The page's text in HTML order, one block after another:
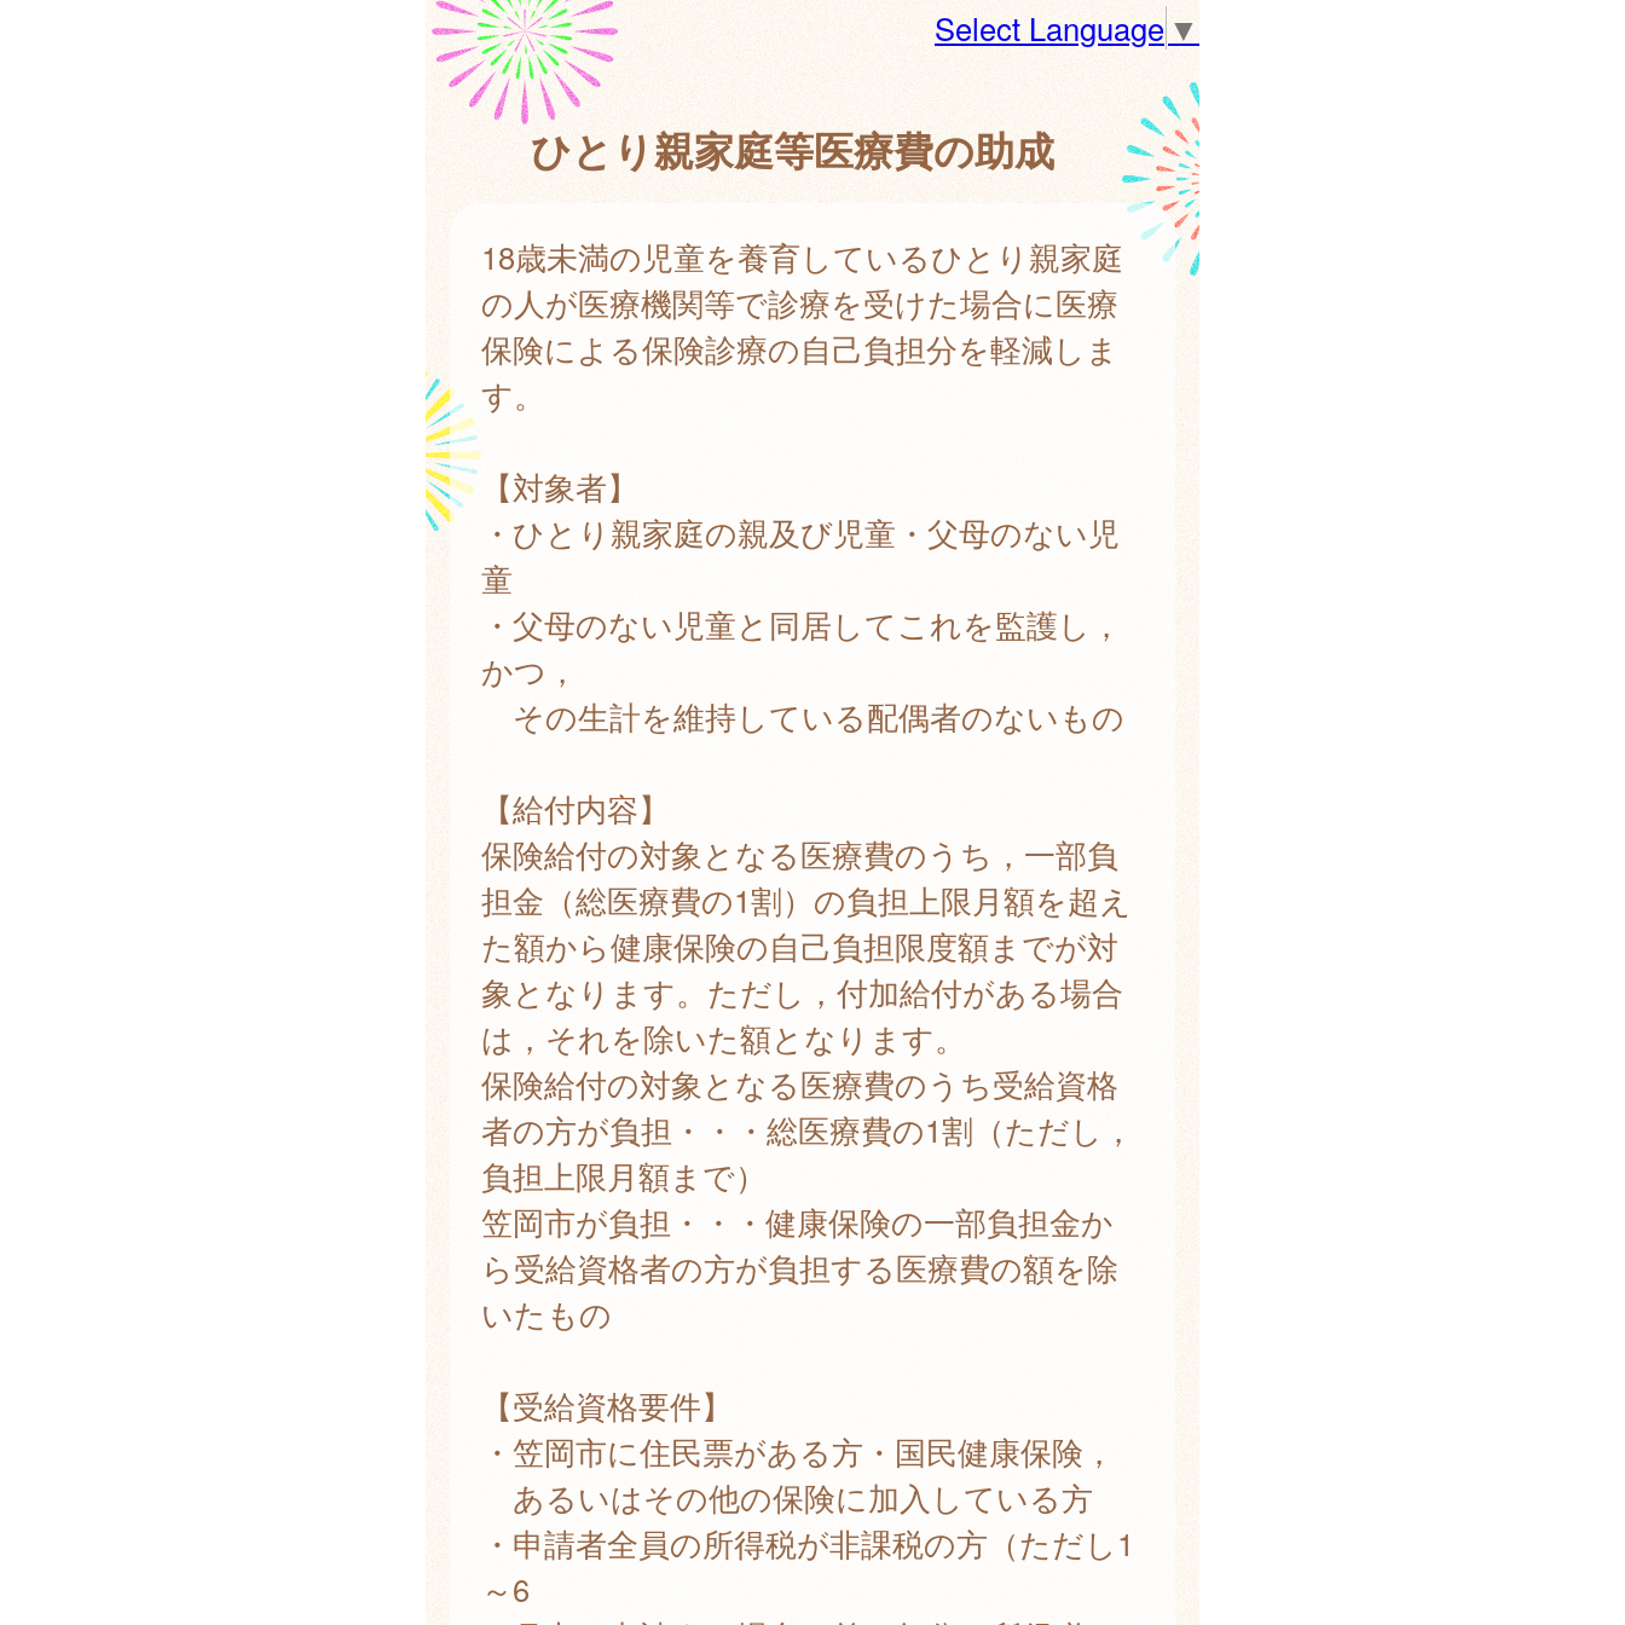
Select Language▼
ひとり親家庭等医療費の助成
18歳未満の児童を養育しているひとり親家庭
の人が医療機関等で診療を受けた場合に医療
保険による保険診療の自己負担分を軽減しま
す。
【対象者】
・ひとり親家庭の親及び児童・父母のない児
童
・父母のない児童と同居してこれを監護し，
かつ，
その生計を維持している配偶者のないもの
【給付内容】
保険給付の対象となる医療費のうち，一部負
担金（総医療費の1割）の負担上限月額を超え
た額から健康保険の自己負担限度額までが対
象となります。ただし，付加給付がある場合
は，それを除いた額となります。
保険給付の対象となる医療費のうち受給資格
者の方が負担・・・総医療費の1割（ただし，
負担上限月額まで）
笠岡市が負担・・・健康保険の一部負担金か
ら受給資格者の方が負担する医療費の額を除
いたもの
【受給資格要件】
・笠岡市に住民票がある方・国民健康保険，
あるいはその他の保険に加入している方
・申請者全員の所得税が非課税の方（ただし1
～6